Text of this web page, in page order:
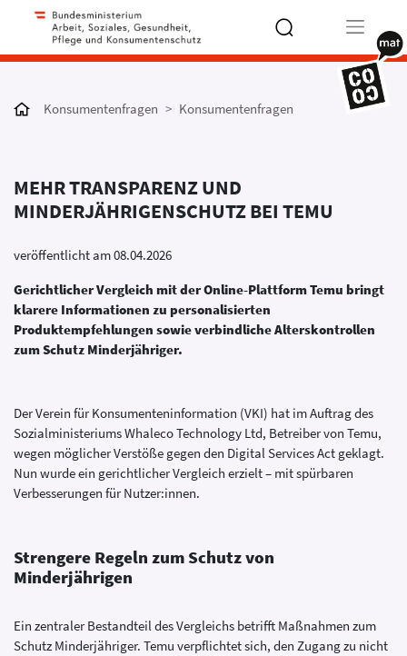
more
Konsumentenfragen Konsumentenfragen
MEHR TRANSPARENZ UND
MINDERJÄHRIGENSCHUTZ BEI TEMU
veröffentlicht am 08.04.2026
Gerichtlicher Vergleich mit der Online-Plattform Temu bringt
klarere Informationen zu personalisierten
Produktempfehlungen sowie verbindliche Alterskontrollen
zum Schutz Minderjähriger.
Der Verein für Konsumenteninformation (VKI) hat im Auftrag des
Sozialministeriums Whaleco Technology Ltd, Betreiber von Temu,
wegen möglicher Verstöße gegen den Digital Services Act geklagt.
Nun wurde ein gerichtlicher Vergleich erzielt – mit spürbaren
Verbesserungen für Nutzer:innen.
Strengere Regeln zum Schutz von
Minderjährigen
Ein zentraler Bestandteil des Vergleichs betrifft Maßnahmen zum
Schutz Minderjähriger. Temu verpflichtet sich, den Zugang zu nicht